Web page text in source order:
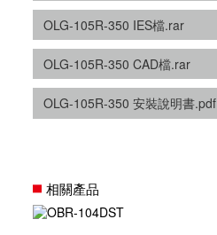
OLG-105R-350 IES檔.rar
OLG-105R-350 CAD檔.rar
OLG-105R-350 安裝說明書.pdf
相關產品